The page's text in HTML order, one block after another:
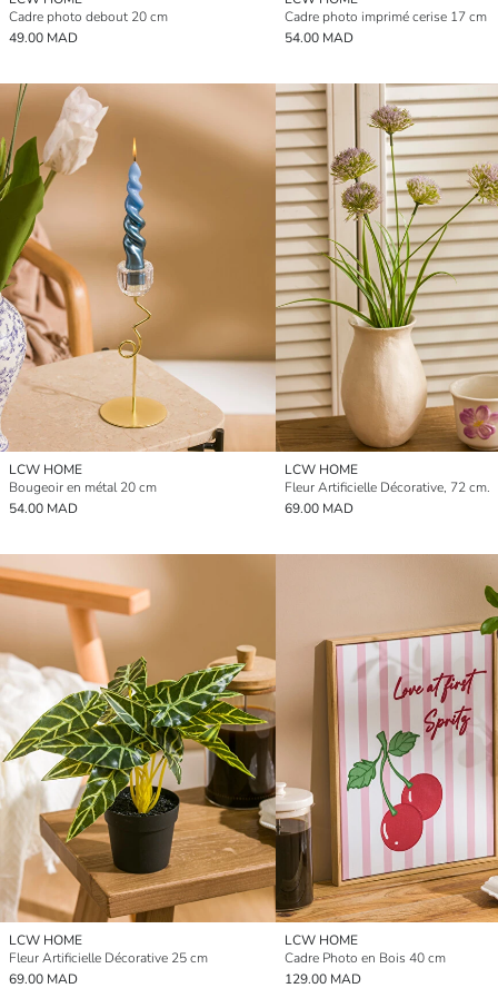
Cadre photo debout 20 cm
49.00 MAD
Cadre photo imprimé cerise 17 cm
54.00 MAD
LCW HOME
Bougeoir en métal 20 cm
54.00 MAD
LCW HOME
Fleur Artificielle Décorative, 72 cm.
69.00 MAD
LCW HOME
Fleur Artificielle Décorative 25 cm
69.00 MAD
LCW HOME
Cadre Photo en Bois 40 cm
129.00 MAD